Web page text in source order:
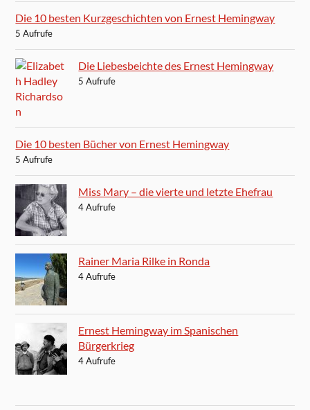
Die 10 besten Kurzgeschichten von Ernest Hemingway
5 Aufrufe
Die Liebesbeichte des Ernest Hemingway
5 Aufrufe
Die 10 besten Bücher von Ernest Hemingway
5 Aufrufe
Miss Mary – die vierte und letzte Ehefrau
4 Aufrufe
Rainer Maria Rilke in Ronda
4 Aufrufe
Ernest Hemingway im Spanischen
Bürgerkrieg
4 Aufrufe